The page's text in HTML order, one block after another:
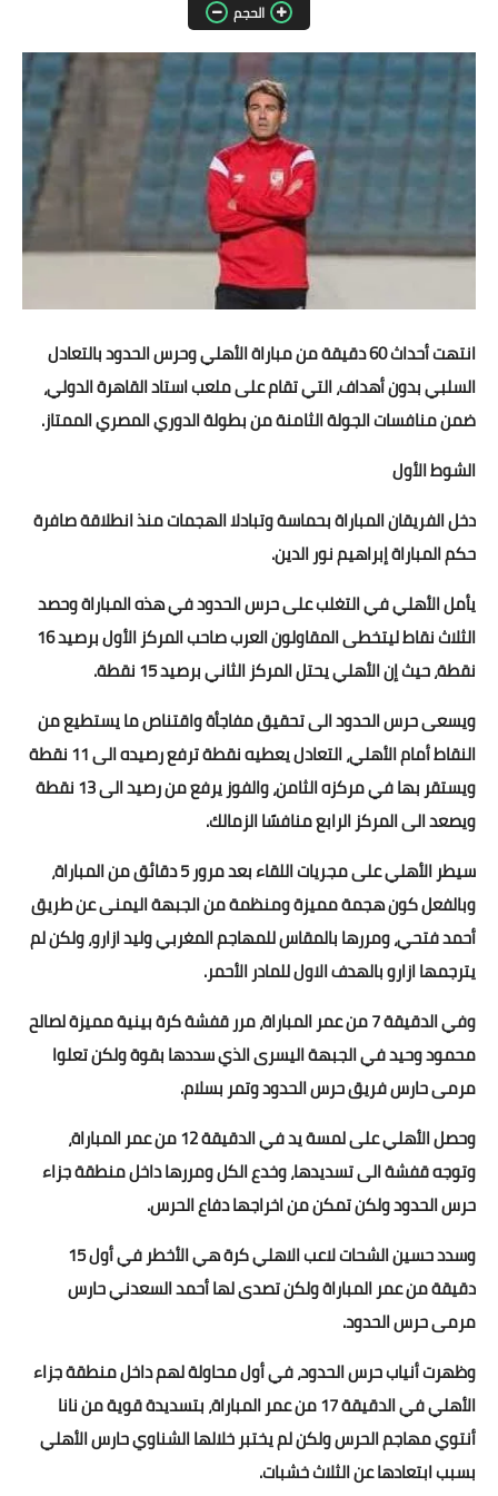
مقالات واراء
محافظات
القاهرة
القليوبية
الجيزة
الاسكندرية
سوهاج
أخبار الفن
صحة
المزيد
اقتصاد
حكاية صورة
ثقافة
حوادث
الحجم
انتهت أحداث 60 دقيقة من مباراة الأهلي وحرس الحدود بالتعادل
السلبي بدون أهداف، التي تقام على ملعب استاد القاهرة الدولي،
ضمن منافسات الجولة الثامنة من بطولة الدوري المصري الممتاز.
الشوط الأول
دخل الفريقان المباراة بحماسة وتبادلا الهجمات منذ انطلاقة صافرة
حكم المباراة إبراهيم نور الدين.
يأمل الأهلي في التغلب على حرس الحدود في هذه المباراة وحصد
الثلاث نقاط ليتخطى المقاولون العرب صاحب المركز الأول برصيد 16
نقطة، حيث إن الأهلي يحتل المركز الثاني برصيد 15 نقطة.
ويسعى حرس الحدود الى تحقيق مفاجأة واقتناص ما يستطيع من
النقاط أمام الأهلي، التعادل يعطيه نقطة ترفع رصيده الى 11 نقطة
ويستقر بها في مركزه الثامن، والفوز يرفع من رصيد الى 13 نقطة
ويصعد الى المركز الرابع منافسًا الزمالك.
سيطر الأهلي على مجريات اللقاء بعد مرور 5 دقائق من المباراة،
وبالفعل كون هجمة مميزة ومنظمة من الجبهة اليمنى عن طريق
أحمد فتحي، ومررها بالمقاس للمهاجم المغربي وليد ازارو، ولكن لم
يترجمها ازارو بالهدف الاول للمادر الأحمر.
وفي الدقيقة 7 من عمر المباراة، مرر قفشة كرة بينية مميزة لصالح
محمود وحيد في الجبهة اليسرى الذي سددها بقوة ولكن تعلوا
مرمى حارس فريق حرس الحدود وتمر بسلام.
وحصل الأهلي على لمسة يد في الدقيقة 12 من عمر المباراة،
وتوجه قفشة الى تسديدها، وخدع الكل ومررها داخل منطقة جزاء
حرس الحدود ولكن تمكن من اخراجها دفاع الحرس.
وسدد حسين الشحات لاعب الاهلي كرة هي الأخطر في أول 15
دقيقة من عمر المباراة ولكن تصدى لها أحمد السعدني حارس
مرمى حرس الحدود.
وظهرت أنياب حرس الحدود، في أول محاولة لهم داخل منطقة جزاء
الأهلي في الدقيقة 17 من عمر المباراة، بتسديدة قوية من نانا
أنتوي مهاجم الحرس ولكن لم يختبر خلالها الشناوي حارس الأهلي
بسبب ابتعادها عن الثلاث خشبات.